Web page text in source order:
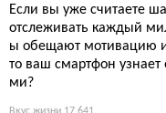
Если вы уже считаете
отслеживать каждый
ы обещают мотивацию и
то ваш смартфон
ми?